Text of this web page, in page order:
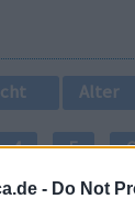
- Do Not
Alter
4 5 6